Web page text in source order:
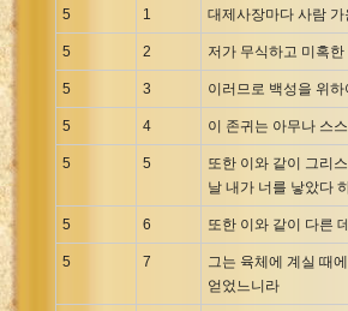
5 1 대제사장마다 사람
5 2 저가 무식하고 미혹
5 3 이러므로 백성을 위
5 4 이 존귀는 아무나 스
5 5
또한 이와 같이 그리
날 내가 너를 낳았다
5 6 또한 이와 같이 다른
5 7
그는 육체에 계실 때
얻었느니라